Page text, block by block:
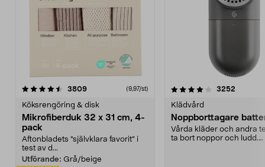
3809recensioner (9,97/st)
Köksrengöring & disk
Mikrofiberduk 32 x 31 cm, 4-
pack
Aftonbladets "självklara favorit” i
test av d...
Utförande: Grå/beige
4.0av 5 stjärnor 3252
Klädvård
Noppborttagare
Vårda kläder och andra
ta bort noppor och ludd.
4.5av 5 stjärnor